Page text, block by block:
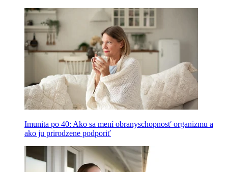
Imunita po 40: Ako sa mení obranyschopnosť organizmu a
ako ju prirodzene podporiť